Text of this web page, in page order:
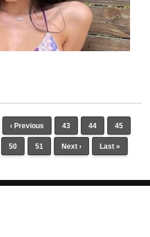
‹ Previous 43 44 45
50 51 Next › Last »